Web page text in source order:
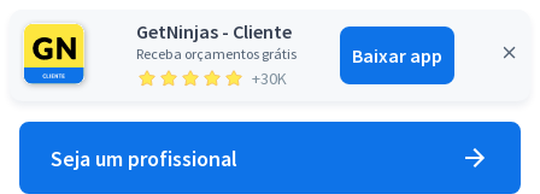
GetNinjas - Cliente
Receba orçamentos grátis
+30K
Baixar app
Entrar
Seja um profissional